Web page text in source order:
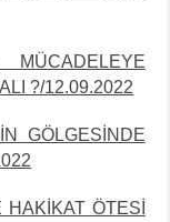
MÜCADELEYE
?/12.09.2022
GÖLGESİNDE
ÖTESİ